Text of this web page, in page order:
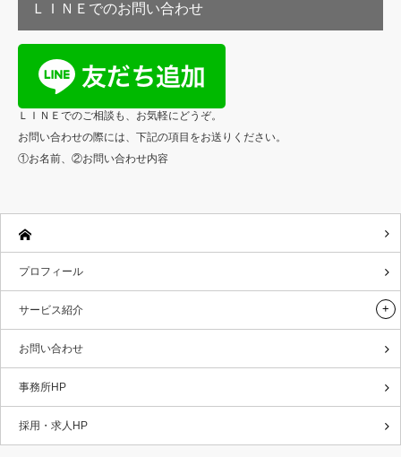
ＬＩＮＥでのお問い合わせ
ＬＩＮＥでのご相談も、お気軽にどうぞ。
お問い合わせの際には、下記の項目をお送りください。
①お名前、②お問い合わせ内容
プロフィール
サービス紹介
お問い合わせ
事務所HP
採用・求人HP